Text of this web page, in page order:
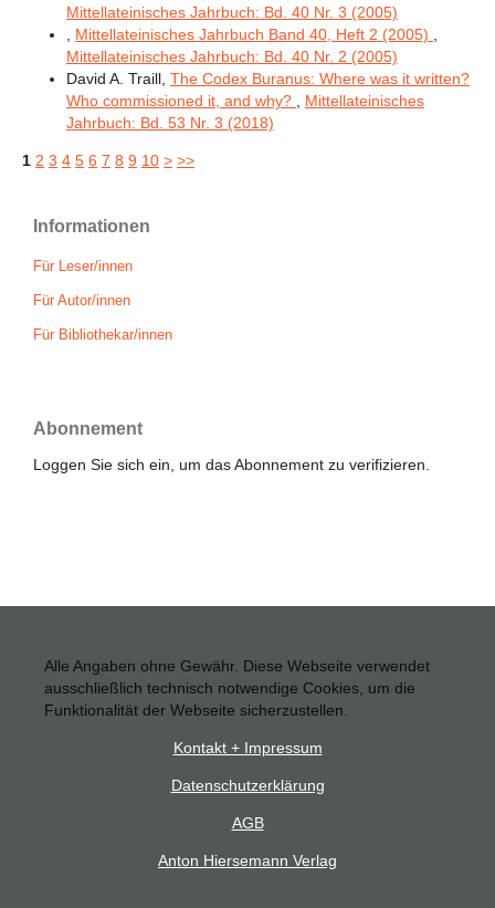
Mittellateinisches Jahrbuch: Bd. 40 Nr. 3 (2005)
Mittellateinisches Jahrbuch Band 40, Heft 2 (2005)
Mittellateinisches Jahrbuch: Bd. 40 Nr. 2 (2005)
David A. Traill, The Codex Buranus: Where was it written?
Who commissioned it, and why?
Mittellateinisches
Jahrbuch: Bd. 53 Nr. 3 (2018)
1 2 3 4 5 6 7 8 9 10 > >>
Informationen
Für Leser/innen
Für Autor/innen
Für Bibliothekar/innen
Abonnement
Loggen Sie sich ein, um das Abonnement zu verifizieren.
Alle Angaben ohne Gewähr. Diese Webseite verwendet
ausschließlich technisch notwendige Cookies, um die
Funktionalität der Webseite sicherzustellen.
Kontakt + Impressum
Datenschutzerklärung
AGB
Anton Hiersemann Verlag